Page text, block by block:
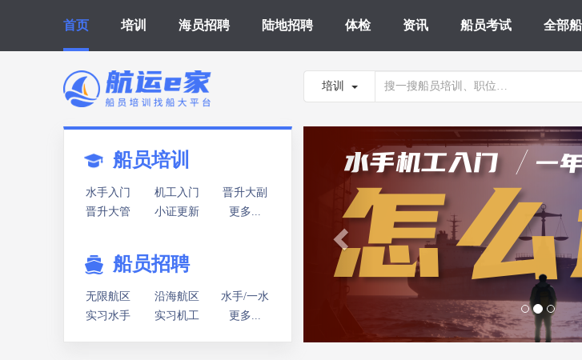
首页 培训 海员招聘 陆地招聘 体检 资讯 船员考试 全部
培训
船员培训
水手入门 机工入门
晋升大副
晋升大管
小证更新 更多...
船员招聘
无限航区 沿海航区
水手/一水
实习水手
实习机工 更多...